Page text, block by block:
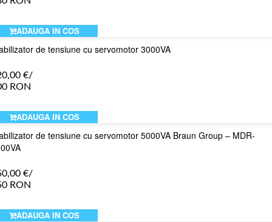
ADAUGA IN COS
de tensiune cu servomotor 3000VA
€/
RON
ADAUGA IN COS
de tensiune cu servomotor 5000VA Braun Group – MDR-
€/
RON
ADAUGA IN COS